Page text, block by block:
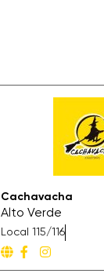
Cachavacha
Alto Verde
Local 115/116